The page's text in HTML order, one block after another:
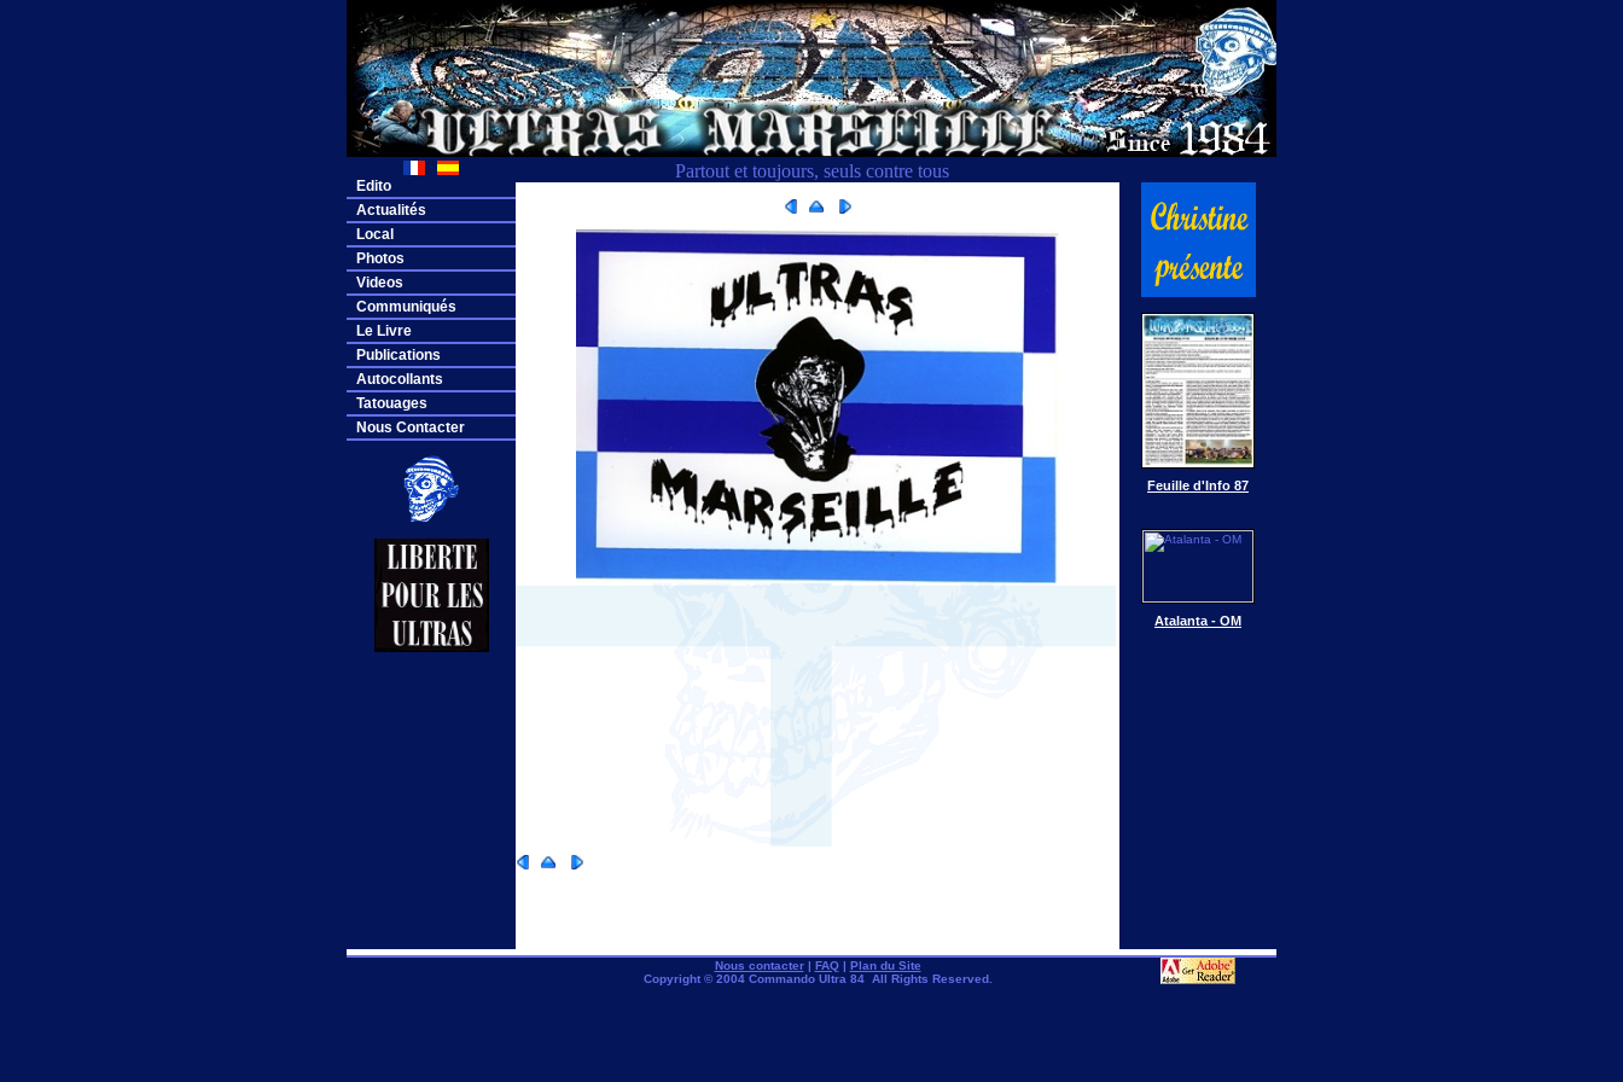
Partout et toujours, seuls contre tous
Edito
Actualités
Local
Photos
Videos
Communiqués
Le Livre
Publications
Autocollants
Tatouages
Nous Contacter
Feuille d'Info 87
Atalanta - OM
Nous contacter| FAQ| Plan du Site
Copyright © 2004 Commando Ultra 84 All Rights Reserved.